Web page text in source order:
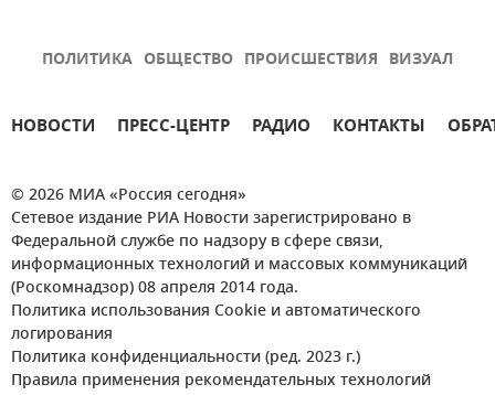
ПОЛИТИКА ОБЩЕСТВО ПРОИСШЕСТВИЯ ВИЗУАЛ
НОВОСТИ ПРЕСС-ЦЕНТР РАДИО КОНТАКТЫ
© 2026 МИА «Россия сегодня»
Сетевое издание РИА Новости зарегистрировано в
Федеральной службе по надзору в сфере связи,
информационных технологий и массовых коммуникаций
(Роскомнадзор) 08 апреля 2014 года.
Политика использования Cookie и автоматического
логирования
Политика конфиденциальности (ред. 2023 г.)
Правила применения рекомендательных технологий